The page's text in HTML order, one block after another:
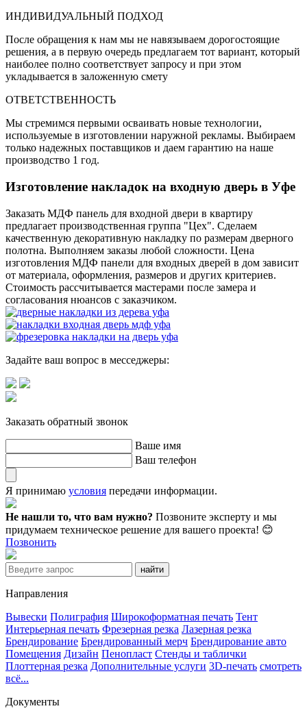
ИНДИВИДУАЛЬНЫЙ ПОДХОД
После обращения к нам мы не навязываем дорогостоящие
решения, а в первую очередь предлагаем тот вариант, который
наиболее полно соответствует запросу и при этом
укладывается в заложенную смету
ОТВЕТСТВЕННОСТЬ
Мы стремимся первыми осваивать новые технологии,
используемые в изготовлении наружной рекламы. Выбираем
только надежных поставщиков и даем гарантию на наше
производство 1 год.
Изготовление накладок на входную дверь в Уфе
Заказать МДФ панель для входной двери в квартиру
предлагает производственная группа "Цех". Сделаем
качественную декоративную накладку по размерам дверного
полотна. Выполняем заказы любой сложности. Цена
изготовления МДФ панели для входных дверей в дом зависит
от материала, оформления, размеров и других критериев.
Стоимость рассчитывается мастерами после замера и
согласования нюансов с заказчиком.
Задайте ваш вопрос в месседжеры:
Заказать обратный звонок
Ваше имя
Ваш телефон
Я принимаю условия передачи информации.
Не нашли то, что вам нужно? Позвоните эксперту и мы
придумаем техническое решение для вашего проекта! 😊
Позвонить
Направления
Вывески Полиграфия Широкоформатная печать Тент
Интерьерная печать Фрезерная резка Лазерная резка
Брендирование Брендированный мерч Брендирование авто
Помещения Дизайн Пенопласт Стенды и таблички
Плоттерная резка Дополнительные услуги 3D-печать смотреть
всё...
Документы